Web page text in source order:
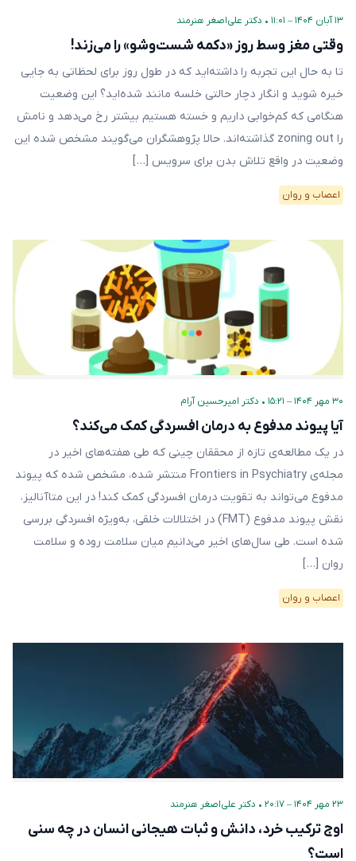
۱۳ آبان ۱۴۰۴ – ۱۱:۰۱ • دکتر علی‌اصغر هنرمند
وقتی مغز وسط روز «دکمه شست‌وشو» را می‌زند!
تا به حال این تجربه را داشته‌اید که در طول روز برای لحظاتی به جایی
خیره شوید و انگار دچار حالتی خلسه مانند شده‌اید؟ این وضعیت
هنگامی که کم‌خوابی داریم و خسته هستیم بیشتر رخ می‌دهد و نامش
را zoning out گذاشته‌اند. حالا پژوهشگران می‌گویند مشخص شده این
وضعیت در واقع تلاش بدن برای سرویس‌ […]
اعصاب و روان
۳۰ مهر ۱۴۰۴ – ۱۵:۲۱ • دکتر امیرحسین آرام
آیا پیوند مدفوع به درمان افسردگی کمک می‌کند؟
در یک مطالعه‌ی تازه از محققان چینی که طی هفته‌های اخیر در
مجله‌ی Frontiers in Psychiatry منتشر شده، مشخص شده که پیوند
مدفوع می‌تواند به تقویت درمان افسردگی کمک کند! در این متاآنالیز،
نقش پیوند مدفوع (FMT) در اختلالات خلقی، به‌ویژه افسردگی بررسی
شده است. طی سال‌های اخیر می‌دانیم میان سلامت روده و سلامت
روان […]
اعصاب و روان
۲۳ مهر ۱۴۰۴ – ۲۰:۱۷ • دکتر علی‌اصغر هنرمند
اوج ترکیب خرد، دانش و ثبات هیجانی انسان در چه سنی
است؟